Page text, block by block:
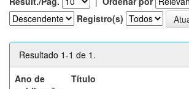
Registro(s)
Resultado 1-1 de 1.
Ano de
Título